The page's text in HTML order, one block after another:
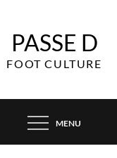
PASSE D
FOOT CULTURE
MENU